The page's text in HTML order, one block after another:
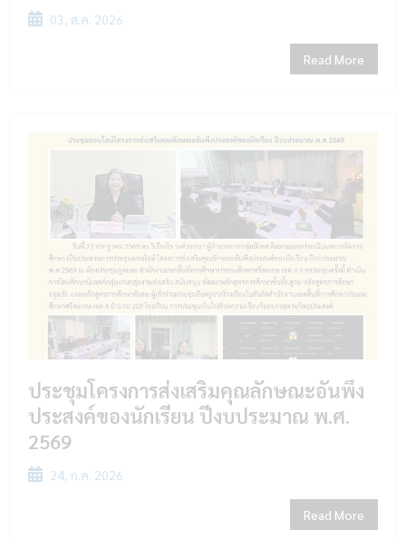
03, ส.ค. 2026
Read More
ประชุมโครงการส่งเสริมคุณลักษณะอันพึง
ประสงค์ของนักเรียน ปีงบประมาณ พ.ศ.
2569
24, ก.ค. 2026
Read More